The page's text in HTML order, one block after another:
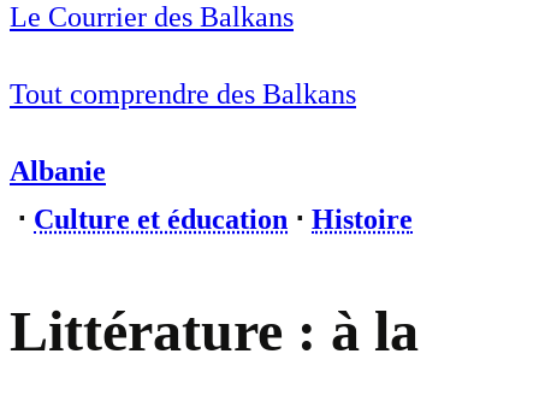
Le Courrier des Balkans
Tout comprendre des Balkans
Albanie
⋅ Culture et éducation ⋅ Histoire
Littérature : à la